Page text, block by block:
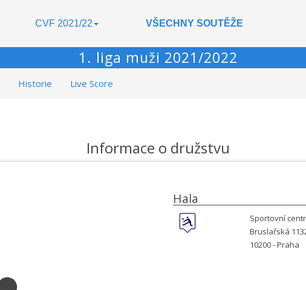
CVF 2021/22 VŠECHNY SOUTĚŽE
1. liga muži 2021/2022
Historie Live Score
Informace o družstvu
Hala
Sportovní
Bruslařská
10200 -Praha